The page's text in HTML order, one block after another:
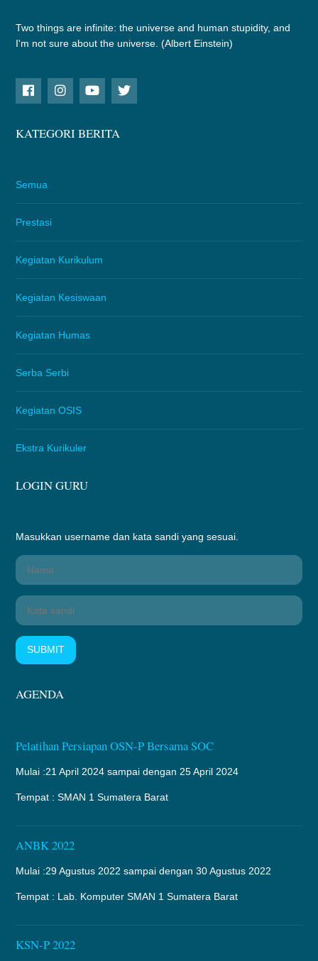
Two things are infinite: the universe and human stupidity, and
I'm not sure about the universe. (Albert Einstein)
KATEGORI BERITA
Semua
Prestasi
Kegiatan Kurikulum
Kegiatan Kesiswaan
Kegiatan Humas
Serba Serbi
Kegiatan OSIS
Ekstra Kurikuler
LOGIN GURU
Masukkan username dan kata sandi yang sesuai.
SUBMIT
AGENDA
Pelatihan Persiapan OSN-P Bersama SOC
Mulai :21 April 2024 sampai dengan 25 April 2024
Tempat : SMAN 1 Sumatera Barat
ANBK 2022
Mulai :29 Agustus 2022 sampai dengan 30 Agustus 2022
Tempat : Lab. Komputer SMAN 1 Sumatera Barat
KSN-P 2022